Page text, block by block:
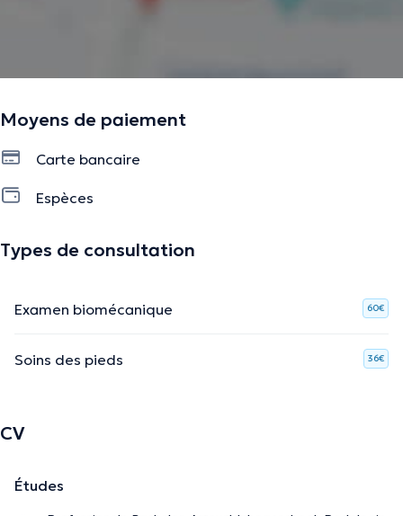
Moyens de paiement
Carte bancaire
Espèces
Types de consultation
Examen biomécanique 60€
Soins des pieds 36€
CV
Études